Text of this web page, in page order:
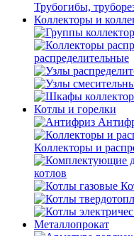
Трубогибы,
Коллекторы и
распределительные
Котлы и горелки
Коллекторы и
котлов
Металлопрокат